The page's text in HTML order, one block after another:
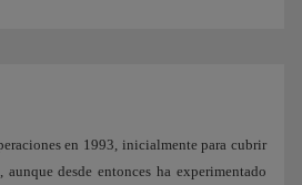
en 1993, inicialmente para cubrir
aunque desde entonces ha experimentado